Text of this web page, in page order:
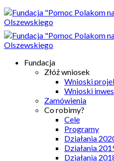
Fundacja
Złóż wniosek
Wnioski
Wnioski
Zamówienia
Co robimy?
Cele
Programy
Działania
Działania
Działania